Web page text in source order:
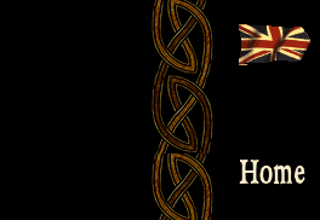
to
Home